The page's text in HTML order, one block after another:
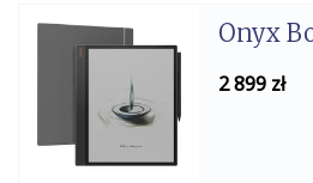
Onyx
2 899 zł